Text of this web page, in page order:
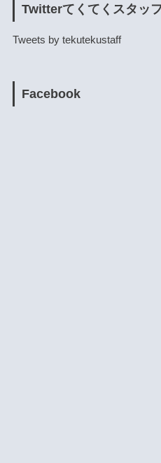
Twitterてくてくスタッ
Tweets by tekutekustaff
Facebook